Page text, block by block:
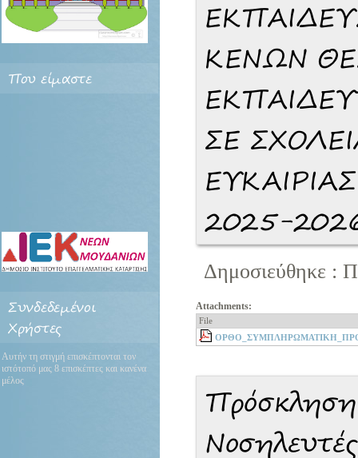
Που είμαστε
Συνδεδεμένοι
Χρήστες
Αυτήν τη στιγμή επισκέπτονται τον
ιστότοπό μας 8 επισκέπτες και κανένα
μέλος
ΚΕΝΩΝ
ΣΕ
2025-
Δημοσιεύθηκε :
Attachments:
File